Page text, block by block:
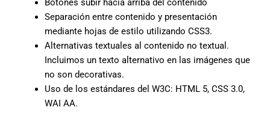
Botones subir hacia arriba del contenido
Separación entre contenido y presentación
mediante hojas de estilo utilizando CSS3.
Alternativas textuales al contenido no textual.
Incluimos un texto alternativo en las imágenes que
no son decorativas.
Uso de los estándares del W3C: HTML 5, CSS 3.0,
WAI AA.